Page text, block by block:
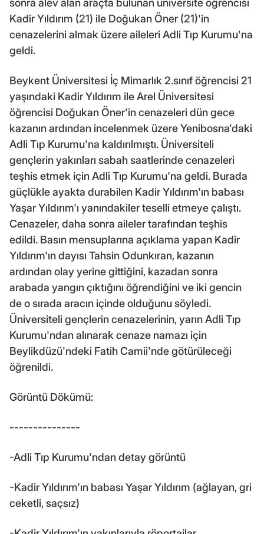
sonra alev alan araçta bulunan üniversite öğrencisi
Kadir Yıldırım (21) ile Doğukan Öner (21)'in
cenazelerini almak üzere aileleri Adli Tıp Kurumu'na
geldi.
Beykent Üniversitesi İç Mimarlık 2.sınıf öğrencisi 21
yaşındaki Kadir Yıldırım ile Arel Üniversitesi
öğrencisi Doğukan Öner'in cenazeleri dün gece
kazanın ardından incelenmek üzere Yenibosna'daki
Adli Tıp Kurumu'na kaldırılmıştı. Üniversiteli
gençlerin yakınları sabah saatlerinde cenazeleri
teşhis etmek için Adli Tıp Kurumu'na geldi. Burada
güçlükle ayakta durabilen Kadir Yıldırım'ın babası
Yaşar Yıldırım'ı yanındakiler teselli etmeye çalıştı.
Cenazeler, daha sonra aileler tarafından teşhis
edildi. Basın mensuplarına açıklama yapan Kadir
Yıldırım'ın dayısı Tahsin Odunkıran, kazanın
ardından olay yerine gittiğini, kazadan sonra
arabada yangın çıktığını öğrendiğini ve iki gencin
de o sırada aracın içinde olduğunu söyledi.
Üniversiteli gençlerin cenazelerinin, yarın Adli Tıp
Kurumu'ndan alınarak cenaze namazı için
Beylikdüzü'ndeki Fatih Camii'nde götürüleceği
öğrenildi.
Görüntü Dökümü:
---------------
-Adli Tıp Kurumu'ndan detay görüntü
-Kadir Yıldırım'ın babası Yaşar Yıldırım (ağlayan, gri
ceketli, saçsız)